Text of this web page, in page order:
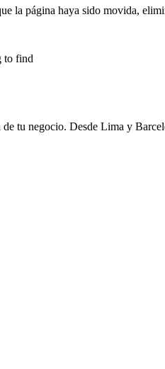
la página haya sido movida,
to find
tu negocio. Desde Lima y